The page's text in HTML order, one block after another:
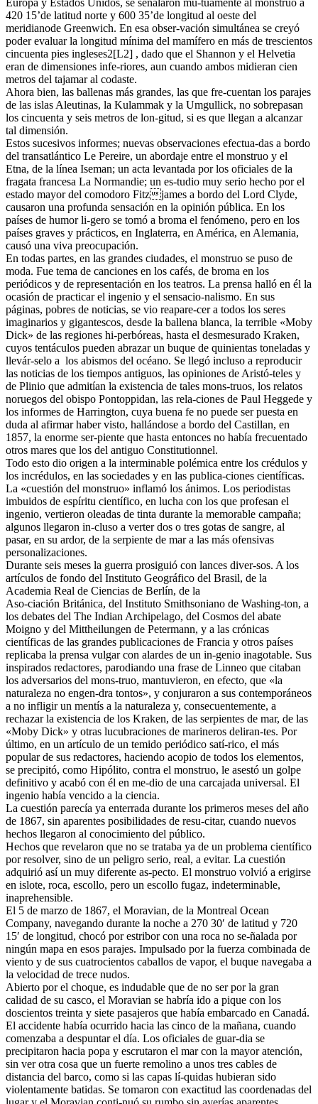
420 15’de latitud norte y 600 35’de longitud al oeste del
meridianode Greenwich. En esa obser-vación simultánea se creyó
poder evaluar la longitud mínima del mamífero en más de trescientos
cincuenta pies ingleses2[L2] , dado que el Shannon y el Helvetia
eran de dimensiones infe-riores, aun cuando ambos midieran cien
metros del tajamar al codaste.
Ahora bien, las ballenas más grandes, las que fre-cuentan los parajes
de las islas Aleutinas, la Kulammak y la Umgullick, no sobrepasan
los cincuenta y seis metros de lon-gitud, si es que llegan a alcanzar
tal dimensión.
Estos sucesivos informes; nuevas observaciones efectua-das a bordo
del transatlántico Le Pereire, un abordaje entre el monstruo y el
Etna, de la línea Iseman; un acta levantada por los oficiales de la
fragata francesa La Normandie; un es-tudio muy serio hecho por el
estado mayor del comodoro Fitzjames a bordo del Lord Clyde,
causaron una profunda sensación en la opinión pública. En los
países de humor li-gero se tomó a broma el fenómeno, pero en los
países graves y prácticos, en Inglaterra, en América, en Alemania,
causó una viva preocupación.
En todas partes, en las grandes ciudades, el monstruo se puso de
moda. Fue tema de canciones en los cafés, de broma en los
periódicos y de representación en los teatros. La prensa halló en él la
ocasión de practicar el ingenio y el sensacio-nalismo. En sus
páginas, pobres de noticias, se vio reapare-cer a todos los seres
imaginarios y gigantescos, desde la ballena blanca, la terrible «Moby
Dick» de las regiones hi-perbóreas, hasta el desmesurado Kraken,
cuyos tentáculos pueden abrazar un buque de quinientas toneladas y
llevár-selo a los abismos del océano. Se llegó incluso a reproducir
las noticias de los tiempos antiguos, las opiniones de Aristó-teles y
de Plinio que admitían la existencia de tales mons-truos, los relatos
noruegos del obispo Pontoppidan, las rela-ciones de Paul Heggede y
los informes de Harrington, cuya buena fe no puede ser puesta en
duda al afirmar haber visto, hallándose a bordo del Castillan, en
1857, la enorme ser-piente que hasta entonces no había frecuentado
otros mares que los del antiguo Constitutionnel.
Todo esto dio origen a la interminable polémica entre los crédulos y
los incrédulos, en las sociedades y en las publica-ciones científicas.
La «cuestión del monstruo» inflamó los ánimos. Los periodistas
imbuidos de espíritu científico, en lucha con los que profesan el
ingenio, vertieron oleadas de tinta durante la memorable campaña;
algunos llegaron in-cluso a verter dos o tres gotas de sangre, al
pasar, en su ardor, de la serpiente de mar a las más ofensivas
personalizaciones.
Durante seis meses la guerra prosiguió con lances diver-sos. A los
artículos de fondo del Instituto Geográfico del Brasil, de la
Academia Real de Ciencias de Berlín, de la
Aso-ciación Británica, del Instituto Smithsoniano de Washing-ton, a
los debates del The Indian Archipelago, del Cosmos del abate
Moigno y del Mittheilungen de Petermann, y a las crónicas
científicas de las grandes publicaciones de Francia y otros países
replicaba la prensa vulgar con alardes de un in-genio inagotable. Sus
inspirados redactores, parodiando una frase de Linneo que citaban
los adversarios del mons-truo, mantuvieron, en efecto, que «la
naturaleza no engen-dra tontos», y conjuraron a sus contemporáneos
a no infligir un mentís a la naturaleza y, consecuentemente, a
rechazar la existencia de los Kraken, de las serpientes de mar, de las
«Moby Dick» y otras lucubraciones de marineros deliran-tes. Por
último, en un artículo de un temido periódico satí-rico, el más
popular de sus redactores, haciendo acopio de todos los elementos,
se precipitó, como Hipólito, contra el monstruo, le asestó un golpe
definitivo y acabó con él en me-dio de una carcajada universal. El
ingenio había vencido a la ciencia.
La cuestión parecía ya enterrada durante los primeros meses del año
de 1867, sin aparentes posibilidades de resu-citar, cuando nuevos
hechos llegaron al conocimiento del público.
Hechos que revelaron que no se trataba ya de un problema científico
por resolver, sino de un peligro serio, real, a evitar. La cuestión
adquirió así un muy diferente as-pecto. El monstruo volvió a erigirse
en islote, roca, escollo, pero un escollo fugaz, indeterminable,
inaprehensible.
El 5 de marzo de 1867, el Moravian, de la Montreal Ocean
Company, navegando durante la noche a 270 30′ de latitud y 720
15′ de longitud, chocó por estribor con una roca no se-ñalada por
ningún mapa en esos parajes. Impulsado por la fuerza combinada de
viento y de sus cuatrocientos caballos de vapor, el buque navegaba a
la velocidad de trece nudos.
Abierto por el choque, es indudable que de no ser por la gran
calidad de su casco, el Moravian se habría ido a pique con los
doscientos treinta y siete pasajeros que había embarcado en Canadá.
El accidente había ocurrido hacia las cinco de la mañana, cuando
comenzaba a despuntar el día. Los oficiales de guar-dia se
precipitaron hacia popa y escrutaron el mar con la mayor atención,
sin ver otra cosa que un fuerte remolino a unos tres cables de
distancia del barco, como si las capas lí-quidas hubieran sido
violentamente batidas. Se tomaron con exactitud las coordenadas del